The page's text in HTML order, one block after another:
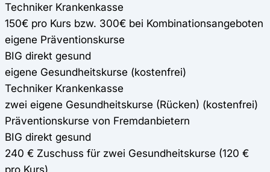
Techniker Krankenkasse
150€ pro Kurs bzw. 300€ bei Kombinationsangeboten
eigene Präventionskurse
BIG direkt gesund
eigene Gesundheitskurse (kostenfrei)
Techniker Krankenkasse
zwei eigene Gesundheitskurse (Rücken) (kostenfrei)
Präventionskurse von Fremdanbietern
BIG direkt gesund
240 € Zuschuss für zwei Gesundheitskurse (120 €